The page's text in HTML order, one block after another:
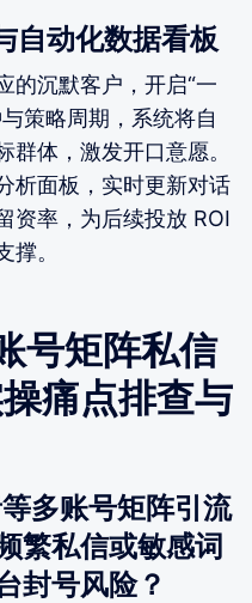
自动化数据看板
的沉默客户，开启“一
策略周期，系统将自
体，激发开口意愿。
析面板，实时更新对话
资率，为后续投放 ROI
。
号矩阵私信
痛点排查与
多账号矩阵引流
繁私信或敏感词
封号风险？